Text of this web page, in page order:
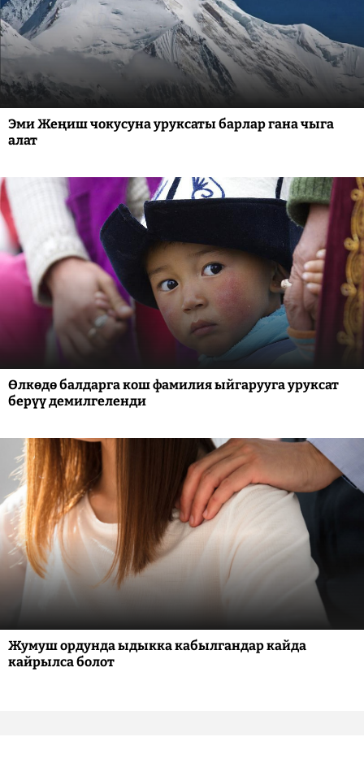
Эми Жеңиш чокусуна уруксаты барлар гана чыга
алат
Өлкөдө балдарга кош фамилия ыйгарууга уруксат
берүү демилгеленди
Жумуш ордунда ыдыкка кабылгандар кайда
кайрылса болот